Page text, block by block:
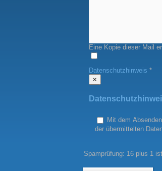
Eine Kopie dieser Mail
Datenschutzhinweis *
×
der übermittelten
Spamprüfung: 16 plus 1